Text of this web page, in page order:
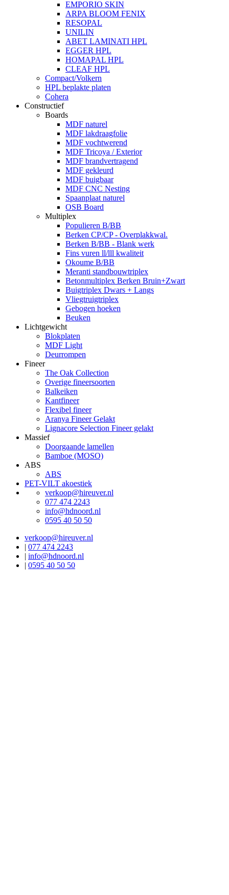
EMPORIO SKIN
ARPA BLOOM FENIX
RESOPAL
UNILIN
ABET LAMINATI HPL
EGGER HPL
HOMAPAL HPL
CLEAF HPL
Compact/Volkern
HPL beplakte platen
Cohera
Constructief
Boards
MDF naturel
MDF lakdraagfolie
MDF vochtwerend
MDF Tricoya / Exterior
MDF brandvertragend
MDF gekleurd
MDF buigbaar
MDF CNC Nesting
Spaanplaat naturel
OSB Board
Multiplex
Populieren B/BB
Berken CP/CP - Overplakkwal.
Berken B/BB - Blank werk
Fins vuren ll/lll kwaliteit
Okoume B/BB
Meranti standbouwtriplex
Betonmultiplex Berken Bruin+Zwart
Buigtriplex Dwars + Langs
Vliegtruigtriplex
Gebogen hoeken
Beuken
Lichtgewicht
Blokplaten
MDF Light
Deurrompen
Fineer
The Oak Collection
Overige fineersoorten
Balkeiken
Kantfineer
Flexibel fineer
Aranya Fineer Gelakt
Lignacore Selection Fineer gelakt
Massief
Doorgaande lamellen
Bamboe (MOSO)
ABS
ABS
PET-VILT akoestiek
verkoop@hireuver.nl
077 474 2243
info@hdnoord.nl
0595 40 50 50
verkoop@hireuver.nl
| 077 474 2243
| info@hdnoord.nl
| 0595 40 50 50